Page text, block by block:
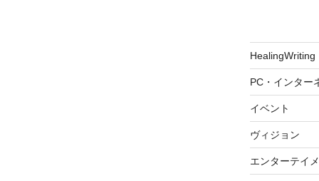
HealingWriting
PC・インター
イベント
ヴィジョン
エンターテイ